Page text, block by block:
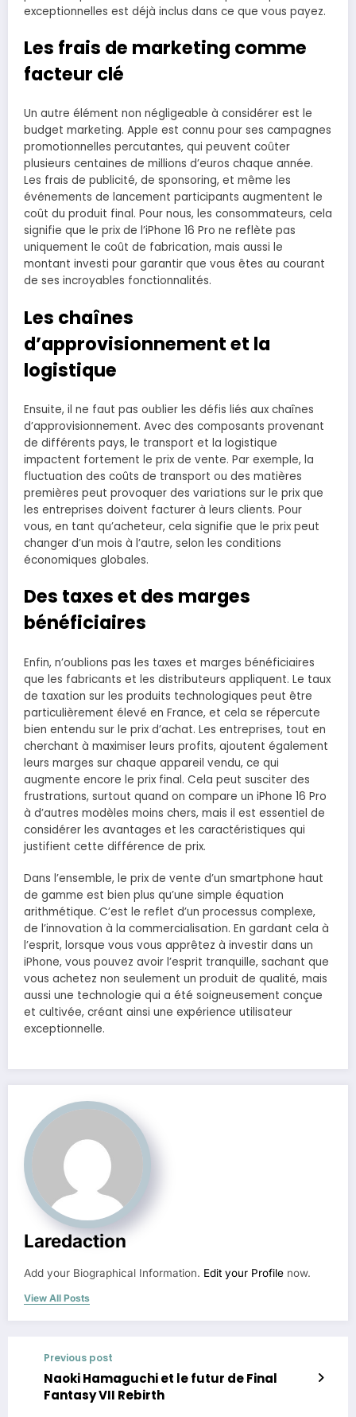
exceptionnelles est déjà inclus dans ce que vous payez.
Les frais de marketing comme
facteur clé
Un autre élément non négligeable à considérer est le
budget marketing. Apple est connu pour ses campagnes
promotionnelles percutantes, qui peuvent coûter
plusieurs centaines de millions d’euros chaque année.
Les frais de publicité, de sponsoring, et même les
événements de lancement participants augmentent le
coût du produit final. Pour nous, les consommateurs, cela
signifie que le prix de l’iPhone 16 Pro ne reflète pas
uniquement le coût de fabrication, mais aussi le
montant investi pour garantir que vous êtes au courant
de ses incroyables fonctionnalités.
Les chaînes
d’approvisionnement et la
logistique
Ensuite, il ne faut pas oublier les défis liés aux chaînes
d’approvisionnement. Avec des composants provenant
de différents pays, le transport et la logistique
impactent fortement le prix de vente. Par exemple, la
fluctuation des coûts de transport ou des matières
premières peut provoquer des variations sur le prix que
les entreprises doivent facturer à leurs clients. Pour
vous, en tant qu’acheteur, cela signifie que le prix peut
changer d’un mois à l’autre, selon les conditions
économiques globales.
Des taxes et des marges
bénéficiaires
Enfin, n’oublions pas les taxes et marges bénéficiaires
que les fabricants et les distributeurs appliquent. Le taux
de taxation sur les produits technologiques peut être
particulièrement élevé en France, et cela se répercute
bien entendu sur le prix d’achat. Les entreprises, tout en
cherchant à maximiser leurs profits, ajoutent également
leurs marges sur chaque appareil vendu, ce qui
augmente encore le prix final. Cela peut susciter des
frustrations, surtout quand on compare un iPhone 16 Pro
à d’autres modèles moins chers, mais il est essentiel de
considérer les avantages et les caractéristiques qui
justifient cette différence de prix.
Dans l’ensemble, le prix de vente d’un smartphone haut
de gamme est bien plus qu’une simple équation
arithmétique. C’est le reflet d’un processus complexe,
de l’innovation à la commercialisation. En gardant cela à
l’esprit, lorsque vous vous apprêtez à investir dans un
iPhone, vous pouvez avoir l’esprit tranquille, sachant que
vous achetez non seulement un produit de qualité, mais
aussi une technologie qui a été soigneusement conçue
et cultivée, créant ainsi une expérience utilisateur
exceptionnelle.
Laredaction
Add your Biographical Information. Edit your Profile now.
View All Posts
Previous post
Naoki Hamaguchi et le futur de Final
Fantasy VII Rebirth